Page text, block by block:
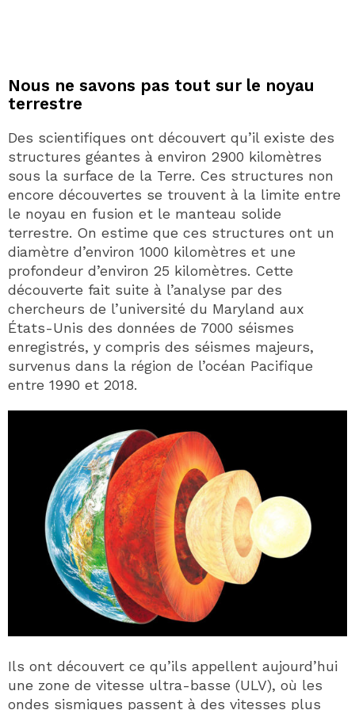
Nous ne savons pas tout sur le noyau
terrestre
Des scientifiques ont découvert qu’il existe des
structures géantes à environ 2900 kilomètres
sous la surface de la Terre. Ces structures non
encore découvertes se trouvent à la limite entre
le noyau en fusion et le manteau solide
terrestre. On estime que ces structures ont un
diamètre d’environ 1000 kilomètres et une
profondeur d’environ 25 kilomètres. Cette
découverte fait suite à l’analyse par des
chercheurs de l’université du Maryland aux
États-Unis des données de 7000 séismes
enregistrés, y compris des séismes majeurs,
survenus dans la région de l’océan Pacifique
entre 1990 et 2018.
Ils ont découvert ce qu’ils appellent aujourd’hui
une zone de vitesse ultra-basse (ULV), où les
ondes sismiques passent à des vitesses plus